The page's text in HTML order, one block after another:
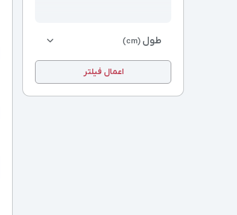
طول (cm)
اعمال فیلتر